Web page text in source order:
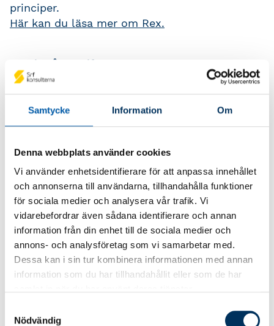
Samtycke Information Om
Denna webbplats använder cookies
Vi använder enhetsidentifierare för att anpassa innehållet
och annonserna till användarna, tillhandahålla funktioner
för sociala medier och analysera vår trafik. Vi
vidarebefordrar även sådana identifierare och annan
information från din enhet till de sociala medier och
annons- och analysföretag som vi samarbetar med.
Dessa kan i sin tur kombinera informationen med annan
information som du har tillhandahållit eller som de har
Nödvändig
principer.
Här kan du läsa mer om Rex.
Betalar årsavgiften
I årsavgiften ingår kostnaden för den ordinarie
kvalitetsuppföljningen.
Här kan du se vad som ingår i avgiften och
vilka dina medlemsförmåner är.
Genomgår kvalitetsuppföljning
En Auktoriserad Redovisningskonsult ska enligt
Srf konsulternas stadgar genomgå en
kvalitetsuppföljning minst vart sjätte år.
Kostnaden för kvalitetsuppföljningen ingår i
auktorisationsavgiften. Kvalitetsuppföljningen
är en bekräftelse på att utfört arbete uppfyller
de krav som följer av medlemskapet i Srf
standard för redovisningsuppdrag.